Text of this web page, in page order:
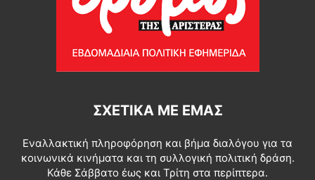
ΣΧΕΤΙΚΆ ΜΕ ΕΜΆΣ
Εναλλακτική πληροφόρηση και βήμα διαλόγου για τα
κοινωνικά κινήματα και τη συλλογική πολιτική δράση.
Κάθε Σάββατο έως και Τρίτη στα περίπτερα.